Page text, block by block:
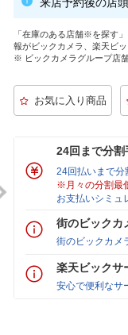
「在庫のある店舗※を探す
報がビックカメラ、楽天ビ
※ ビックカメラグループ店
24回まで分
24回払いまで分
※月々の分割最
お支払いシミュ
街のビックカ
街のビックカメ
楽天ビックサ
安心で便利なサ